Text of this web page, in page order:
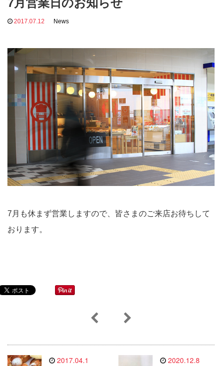
7月営業日のお知らせ
2017.07.12 News
7月も休まず営業しますので、皆さまのご来店お待ちして
おります。
2017.04.1 2020.12.8